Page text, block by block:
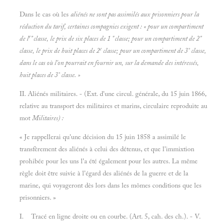
Dans le cas où les aliénés ne sont pas assimilés aux prisonniers pour la
réduction du tarif, certaines compagnies exigent : « pour un compartiment
de lr" classe, le prix de six places de 1 " classe; pour un compartiment de 2"
classe, le prix de huit places de 2e classe; pour un compartiment de 3° classe,
dans le cas où l'on pourrait en fournir un, sur la demande des intéressés,
huit places de 3° classe. »
II. Aliénés militaires. - (Ext. d'une circul. générale, du 15 juin 1866,
relative au transport des militaires et marins, circulaire reproduite au
motMilitaires) :
« Je rappellerai qu'une décision du 15 juin 1858 a assimilé le
transfèrement des aliénés à celui des détenus, et que l'immixtion
prohibée pour les uns l'a été également pour les autres. La même
règle doit être suivie à l'égard des aliénés de la guerre et de la
marine, qui voyageront dès lors dans les mômes conditions que les
prisonniers. »
I. Tracé en ligne droite ou en courbe. (Art. 5, cah. des ch.). - V.